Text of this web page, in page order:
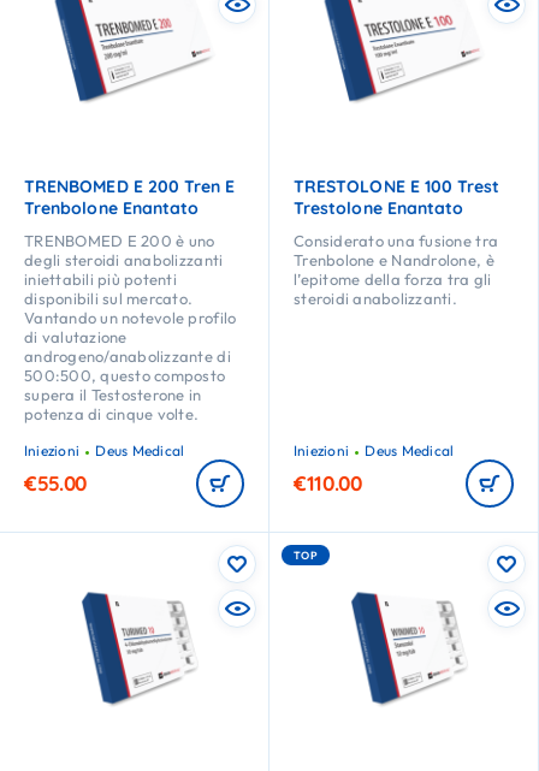
TRENBOMED E 200 Tren E
Trenbolone Enantato
TRENBOMED E 200 è uno
degli steroidi anabolizzanti
iniettabili più potenti
disponibili sul mercato.
Vantando un notevole profilo
di valutazione
androgeno/anabolizzante di
500:500, questo composto
supera il Testosterone in
potenza di cinque volte.
Iniezioni Deus Medical
€55.00
TRESTOLONE E 100 Trest
Trestolone Enantato
Considerato una fusione tra
Trenbolone e Nandrolone, è
l’epitome della forza tra gli
steroidi anabolizzanti.
Iniezioni Deus Medical
€110.00
TOP